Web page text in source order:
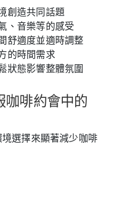
創造共同話題
、音樂等的感受
舒適度並適時調整
的時間需求
狀態影響整體氛圍
咖啡約會中的
選擇來顯著減少咖啡